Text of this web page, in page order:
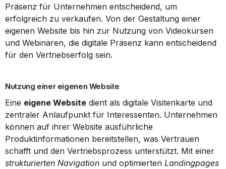
Präsenz für Unternehmen entscheidend, um
erfolgreich zu verkaufen. Von der Gestaltung einer
eigenen Website bis hin zur Nutzung von Videokursen
und Webinaren, die digitale Präsenz kann entscheidend
für den Vertriebserfolg sein.
Nutzung einer eigenen Website
Eine eigene Website dient als digitale Visitenkarte und
zentraler Anlaufpunkt für Interessenten. Unternehmen
können auf ihrer Website ausführliche
Produktinformationen bereitstellen, was Vertrauen
strukturierten Navigation und optimierten Landingpages